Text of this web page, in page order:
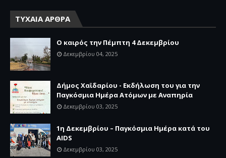
ΤΥΧΑΙΑ ΑΡΘΡΑ
Ο καιρός την Πέμπτη 4 Δεκεμβρίου
Δεκεμβρίου 04, 2025
Δήμος Χαϊδαρίου - Εκδήλωση του για την
Παγκόσμια Ημέρα Ατόμων με Αναπηρία
Δεκεμβρίου 03, 2025
1η Δεκεμβρίου – Παγκόσμια Ημέρα κατά του
AIDS
Δεκεμβρίου 03, 2025